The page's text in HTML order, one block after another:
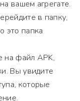
вашем агрегате.
в папку,
это папка
на файл APK,
Вы увидите
которые